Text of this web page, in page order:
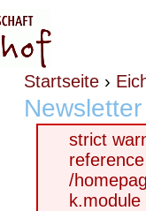
Startseite ›
strict
/